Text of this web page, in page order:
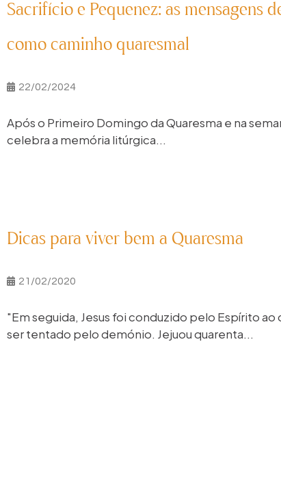
Sacrifício e Pequenez: as mensagens
como caminho quaresmal
22/02/2024
Após o Primeiro Domingo da Quaresma e na
celebra a memória litúrgica...
Dicas para viver bem a Quaresma
21/02/2020
"Em seguida, Jesus foi conduzido pelo Espírito ao
ser tentado pelo demónio. Jejuou quarenta...